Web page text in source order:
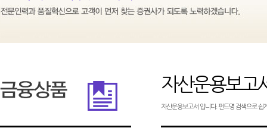
자산운용보고
자산운용보고서 입니다. 펀드명 검색으로 쉽